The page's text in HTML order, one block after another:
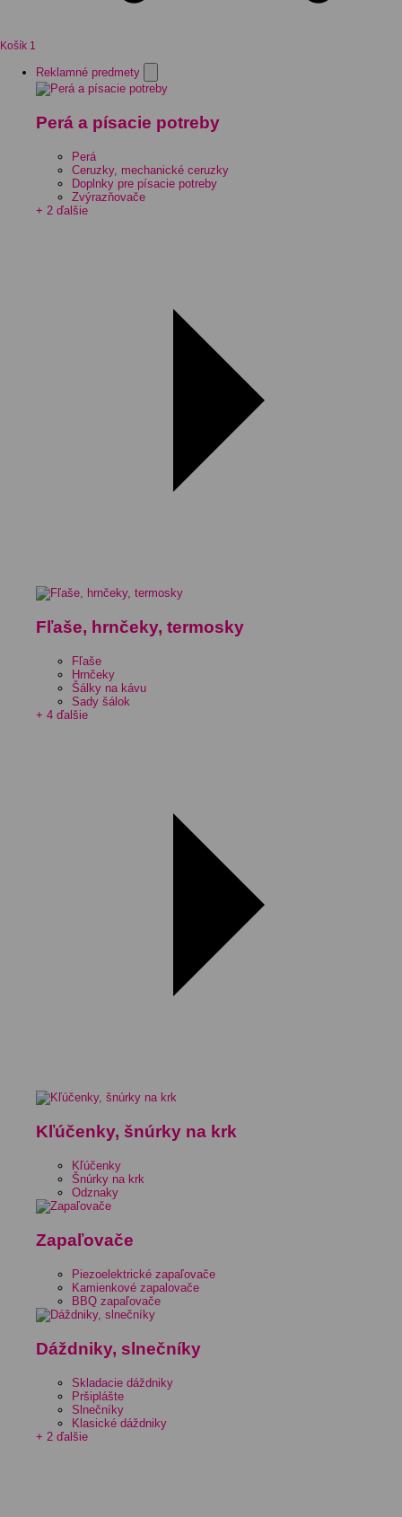
Košík 1
Reklamné predmety
Perá a písacie potreby
Perá
Ceruzky, mechanické ceruzky
Doplnky pre písacie potreby
Zvýrazňovače
+ 2 ďalšie
Fľaše, hrnčeky, termosky
Fľaše
Hrnčeky
Šálky na kávu
Sady šálok
+ 4 ďalšie
Kľúčenky, šnúrky na krk
Kľúčenky
Šnúrky na krk
Odznaky
Zapaľovače
Piezoelektrické zapaľovače
Kamienkové zapalovače
BBQ zapaľovače
Dáždniky, slnečníky
Skladacie dáždniky
Pršiplášte
Slnečníky
Klasické dáždniky
+ 2 ďalšie